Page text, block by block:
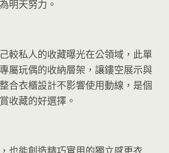
明天努力。
較私人的收藏曝光在公領域，此單
屬玩偶的收納層架，讓鏤空展示與
合衣櫃設計不影響使用動線，是個
收藏的好選擇。